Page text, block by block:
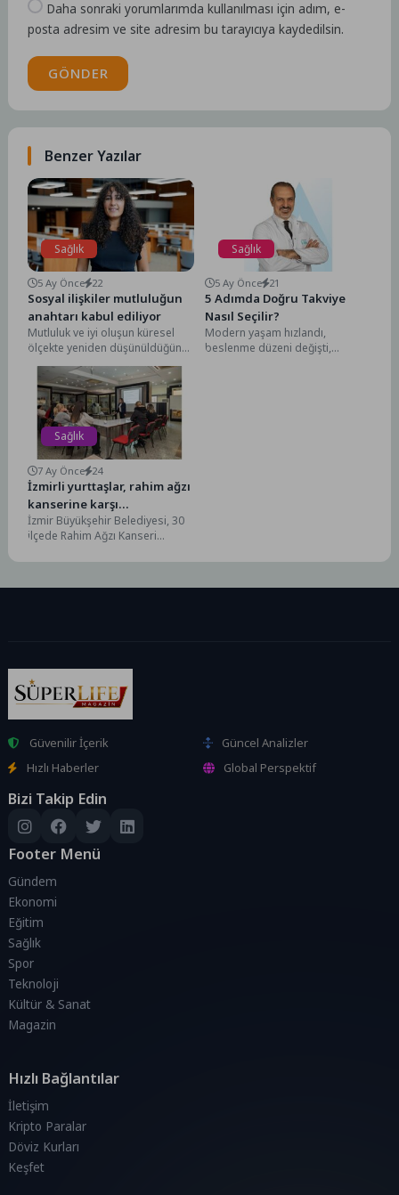
Daha sonraki yorumlarımda kullanılması için adım, e-
posta adresim ve site adresim bu tarayıcıya kaydedilsin.
GÖNDER
Benzer Yazılar
Sağlık
5 Ay Önce 22
Sosyal ilişkiler mutluluğun
anahtarı kabul ediliyor
Mutluluk ve iyi oluşun küresel
ölçekte yeniden düşünüldüğünü
belirten İstanbul Atlas
Üniversitesi İnsan ve Toplum...
Sağlık
5 Ay Önce 21
5 Adımda Doğru Takviye
Nasıl Seçilir?
Modern yaşam hızlandı,
beslenme düzeni değişti,
Sağlık
7 Ay Önce 24
İzmirli yurttaşlar, rahim ağzı
kanserine karşı
bilinçleniyor
İzmir Büyükşehir Belediyesi, 30
ilçede Rahim Ağzı Kanseri
eğitimler düzenliyor. Eğitimlere
Güvenilir İçerik
Güncel Analizler
Hızlı Haberler
Global Perspektif
Bizi Takip Edin
Footer Menü
Gündem
Ekonomi
Eğitim
Sağlık
Spor
Teknoloji
Kültür & Sanat
Magazin
Hızlı Bağlantılar
İletişim
Kripto Paralar
Döviz Kurları
Keşfet